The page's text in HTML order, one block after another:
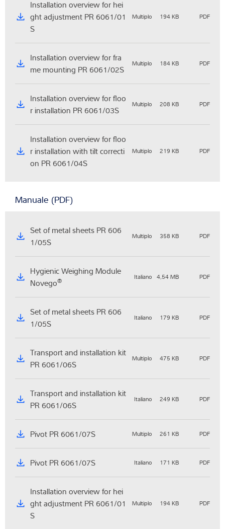
Installation overview for hei
ght adjustment PR 6061/01
S
Multiplo 194 KB PDF
Installation overview for fra
me mounting PR 6061/02S
Multiplo 184 KB PDF
Installation overview for floo
r installation PR 6061/03S
Multiplo 208 KB PDF
Installation overview for floo
r installation with tilt correcti
on PR 6061/04S
Multiplo 219 KB PDF
Manuale (PDF)
Set of metal sheets PR 606
1/05S
Multiplo 358 KB PDF
Hygienic Weighing Module
Novego® Italiano 4,54 MB PDF
Set of metal sheets PR 606
1/05S
Italiano 179 KB PDF
Transport and installation kit
PR 6061/06S
Multiplo 475 KB PDF
Transport and installation kit
PR 6061/06S
Italiano 249 KB PDF
Pivot PR 6061/07S Multiplo 261 KB PDF
Pivot PR 6061/07S Italiano 171 KB PDF
Installation overview for hei
ght adjustment PR 6061/01
S
Multiplo 194 KB PDF